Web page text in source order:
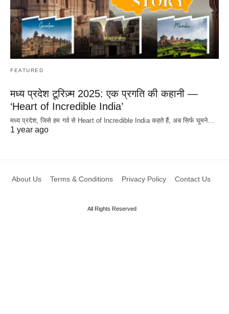
FEATURED
मध्य प्रदेश टूरिज़्म 2025: एक प्रगति की कहानी —
‘Heart of Incredible India’
मध्य प्रदेश, जिसे हम गर्व से Heart of Incredible India कहते हैं, अब सिर्फ घूमने…
1 year ago
About Us Terms & Conditions Privacy Policy Contact Us
All Rights Reserved